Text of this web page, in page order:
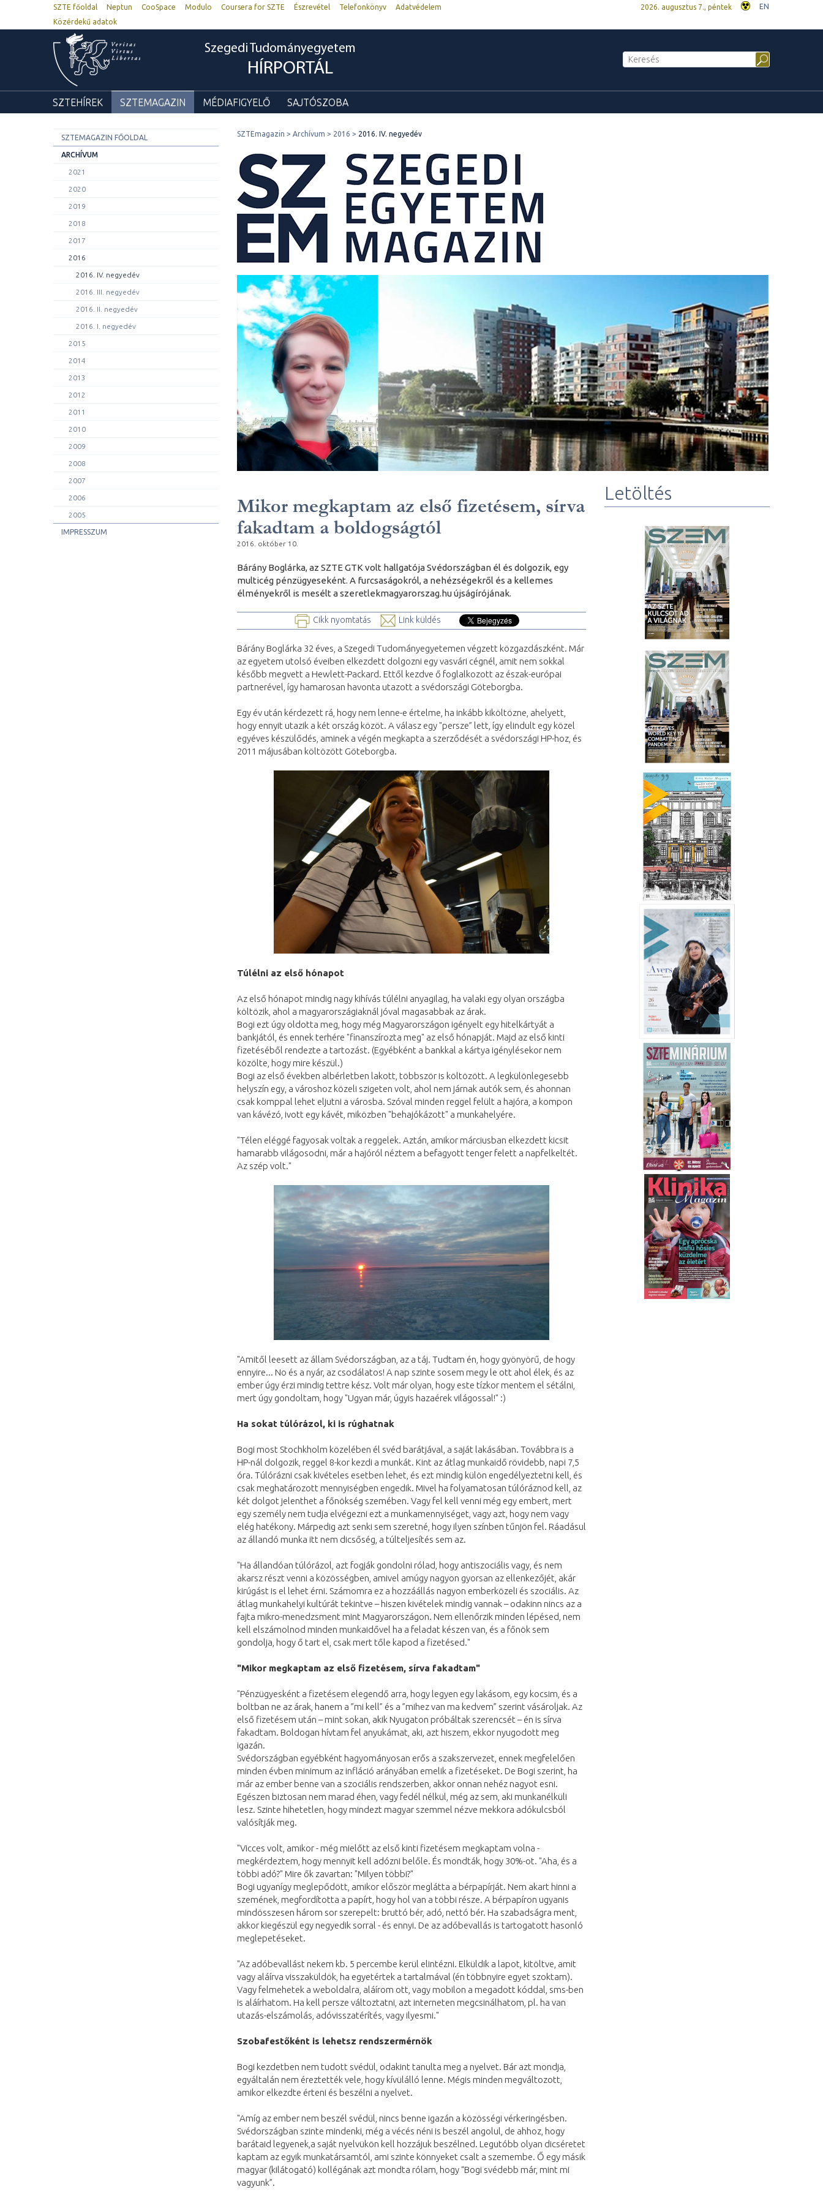
SZTE főoldal Neptun CooSpace Modulo Coursera for SZTE Észrevétel Telefonkönyv
Adatvédelem
Közérdekű adatok
2026. augusztus 7., péntek EN
Szegedi Tudományegyetem
HÍRPORTÁL
SZTEHÍREK SZTEMAGAZIN MÉDIAFIGYELŐ SAJTÓSZOBA
SZTEMAGAZIN FŐOLDAL
ARCHÍVUM
2021
2020
2019
2018
2017
2016
2016. IV. negyedév
2016. III. negyedév
2016. II. negyedév
2016. I. negyedév
2015
2014
2013
2012
2011
2010
2009
2008
2007
2006
2005
IMPRESSZUM
SZTEmagazin Archívum 2016 2016. IV. negyedév
Mikor megkaptam az első fizetésem, sírva
fakadtam a boldogságtól
2016. október 10.
Bárány Boglárka, az SZTE GTK volt hallgatója Svédországban él és dolgozik, egy
multicég pénzügyeseként. A furcsaságokról, a nehézségekről és a kellemes
élményekről is mesélt a szeretlekmagyarorszag.hu újságírójának.
Cikk nyomtatás Link küldés
Bárány Boglárka 32 éves, a Szegedi Tudományegyetemen végzett közgazdászként. Már
az egyetem utolsó éveiben elkezdett dolgozni egy vasvári cégnél, amit nem sokkal
később megvett a Hewlett-Packard. Ettől kezdve ő foglalkozott az észak-európai
partnerével, így hamarosan havonta utazott a svédországi Göteborgba.
Egy év után kérdezett rá, hogy nem lenne-e értelme, ha inkább kiköltözne, ahelyett,
hogy ennyit utazik a két ország közöt. A válasz egy "persze” lett, így elindult egy közel
egyéves készülődés, aminek a végén megkapta a szerződését a svédországi HP-hoz, és
2011 májusában költözött Göteborgba.
Túlélni az első hónapot
Az első hónapot mindig nagy kihívás túlélni anyagilag, ha valaki egy olyan országba
költözik, ahol a magyarországiaknál jóval magasabbak az árak.
Bogi ezt úgy oldotta meg, hogy még Magyarországon igényelt egy hitelkártyát a
bankjától, és ennek terhére "finanszírozta meg" az első hónapját. Majd az első kinti
fizetéséből rendezte a tartozást. (Egyébként a bankkal a kártya igénylésekor nem
közölte, hogy mire készül.)
Bogi az első években albérletben lakott, többször is költözött. A legkülönlegesebb
helyszín egy, a városhoz közeli szigeten volt, ahol nem járnak autók sem, és ahonnan
csak komppal lehet eljutni a városba. Szóval minden reggel felült a hajóra, a kompon
van kávézó, ivott egy kávét, miközben "behajókázott" a munkahelyére.
"Télen eléggé fagyosak voltak a reggelek. Aztán, amikor márciusban elkezdett kicsit
hamarabb világosodni, már a hajóról néztem a befagyott tenger felett a napfelkeltét.
Az szép volt."
"Amitől leesett az állam Svédországban, az a táj. Tudtam én, hogy gyönyörű, de hogy
ennyire... No és a nyár, az csodálatos! A nap szinte sosem megy le ott ahol élek, és az
ember úgy érzi mindig tettre kész. Volt már olyan, hogy este tízkor mentem el sétálni,
mert úgy gondoltam, hogy "Ugyan már, úgyis hazaérek világossal!" :)
Ha sokat túlórázol, ki is rúghatnak
Bogi most Stochkholm közelében él svéd barátjával, a saját lakásában. Továbbra is a
HP-nál dolgozik, reggel 8-kor kezdi a munkát. Kint az átlag munkaidő rövidebb, napi 7,5
óra. Túlórázni csak kivételes esetben lehet, és ezt mindig külön engedélyeztetni kell, és
csak meghatározott mennyiségben engedik. Mivel ha folyamatosan túlóráznod kell, az
két dolgot jelenthet a főnökség szemében. Vagy fel kell venni még egy embert, mert
egy személy nem tudja elvégezni ezt a munkamennyiséget, vagy azt, hogy nem vagy
elég hatékony. Márpedig azt senki sem szeretné, hogy ilyen színben tűnjön fel. Ráadásul
az állandó munka itt nem dicsőség, a túlteljesítés sem az.
"Ha állandóan túlórázol, azt fogják gondolni rólad, hogy antiszociális vagy, és nem
akarsz részt venni a közösségben, amivel amúgy nagyon gyorsan az ellenkezőjét, akár
kirúgást is el lehet érni. Számomra ez a hozzáállás nagyon emberközeli és szociális. Az
átlag munkahelyi kultúrát tekintve – hiszen kivételek mindig vannak – odakinn nincs az a
fajta mikro-menedzsment mint Magyarországon. Nem ellenőrzik minden lépésed, nem
kell elszámolnod minden munkaidővel ha a feladat készen van, és a főnök sem
gondolja, hogy ő tart el, csak mert tőle kapod a fizetésed."
"Mikor megkaptam az első fizetésem, sírva fakadtam"
"Pénzügyesként a fizetésem elegendő arra, hogy legyen egy lakásom, egy kocsim, és a
boltban ne az árak, hanem a ”mi kell” és a ”mihez van ma kedvem” szerint vásároljak. Az
első fizetésem után – mint sokan, akik Nyugaton próbáltak szerencsét – én is sírva
fakadtam. Boldogan hívtam fel anyukámat, aki, azt hiszem, ekkor nyugodott meg
igazán.
Svédországban egyébként hagyományosan erős a szakszervezet, ennek megfelelően
minden évben minimum az infláció arányában emelik a fizetéseket. De Bogi szerint, ha
már az ember benne van a szociális rendszerben, akkor onnan nehéz nagyot esni.
Egészen biztosan nem marad éhen, vagy fedél nélkül, még az sem, aki munkanélküli
lesz. Szinte hihetetlen, hogy mindezt magyar szemmel nézve mekkora adókulcsból
valósítják meg.
"Vicces volt, amikor - még mielőtt az első kinti fizetésem megkaptam volna -
megkérdeztem, hogy mennyit kell adózni belőle. És mondták, hogy 30%-ot. "Aha, és a
többi adó?" Mire ők zavartan: "Milyen többi?"
Bogi ugyanígy meglepődött, amikor először meglátta a bérpapírját. Nem akart hinni a
szemének, megfordította a papírt, hogy hol van a többi része. A bérpapíron ugyanis
mindösszesen három sor szerepelt: bruttó bér, adó, nettó bér. Ha szabadságra ment,
akkor kiegészül egy negyedik sorral - és ennyi. De az adóbevallás is tartogatott hasonló
meglepetéseket.
"Az adóbevallást nekem kb. 5 percembe kerül elintézni. Elküldik a lapot, kitöltve, amit
vagy aláírva visszaküldök, ha egyetértek a tartalmával (én többnyire egyet szoktam).
Vagy felmehetek a weboldalra, aláírom ott, vagy mobilon a megadott kóddal, sms-ben
is aláírhatom. Ha kell persze változtatni, azt interneten megcsinálhatom, pl. ha van
utazás-elszámolás, adóvisszatérítés, vagy ilyesmi."
Szobafestőként is lehetsz rendszermérnök
Bogi kezdetben nem tudott svédül, odakint tanulta meg a nyelvet. Bár azt mondja,
egyáltalán nem éreztették vele, hogy kívülálló lenne. Mégis minden megváltozott,
amikor elkezdte érteni és beszélni a nyelvet.
"Amíg az ember nem beszél svédül, nincs benne igazán a közösségi vérkeringésben.
Svédországban szinte mindenki, még a vécés néni is beszél angolul, de ahhoz, hogy
barátaid legyenek,a saját nyelvükön kell hozzájuk beszélned. Legutóbb olyan dicséretet
kaptam az egyik munkatársamtól, ami szinte könnyeket csalt a szemembe. Ő egy másik
magyar (kilátogató) kollégának azt mondta rólam, hogy “Bogi svédebb már, mint mi
vagyunk”.
Letöltés